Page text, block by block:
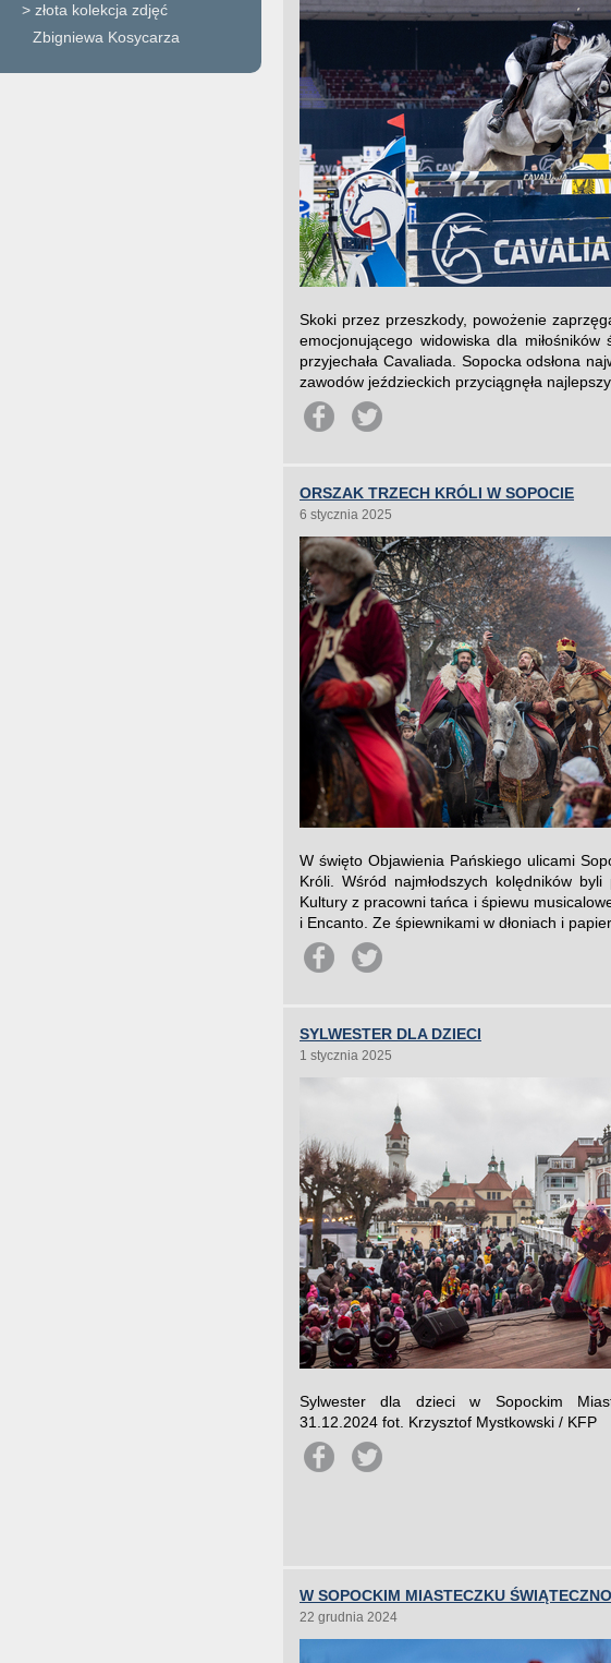
> złota kolekcja zdjęć
Zbigniewa Kosycarza
Skoki przez przeszkody, powożenie
emocjonującego widowiska dla
przyjechała Cavaliada. Sopocka odsłona
zawodów jeździeckich przyciągnęła
ORSZAK TRZECH KRÓLI W SOPOCIE
6 stycznia 2025
W święto Objawienia Pańskiego ulicami
Króli. Wśród najmłodszych kolędników byli
Kultury z pracowni tańca i śpiewu
i Encanto. Ze śpiewnikami w dłoniach i
SYLWESTER DLA DZIECI
1 stycznia 2025
Sylwester dla dzieci w Sopockim
31.12.2024 fot. Krzysztof Mystkowski / KFP
W SOPOCKIM MIASTECZKU
22 grudnia 2024